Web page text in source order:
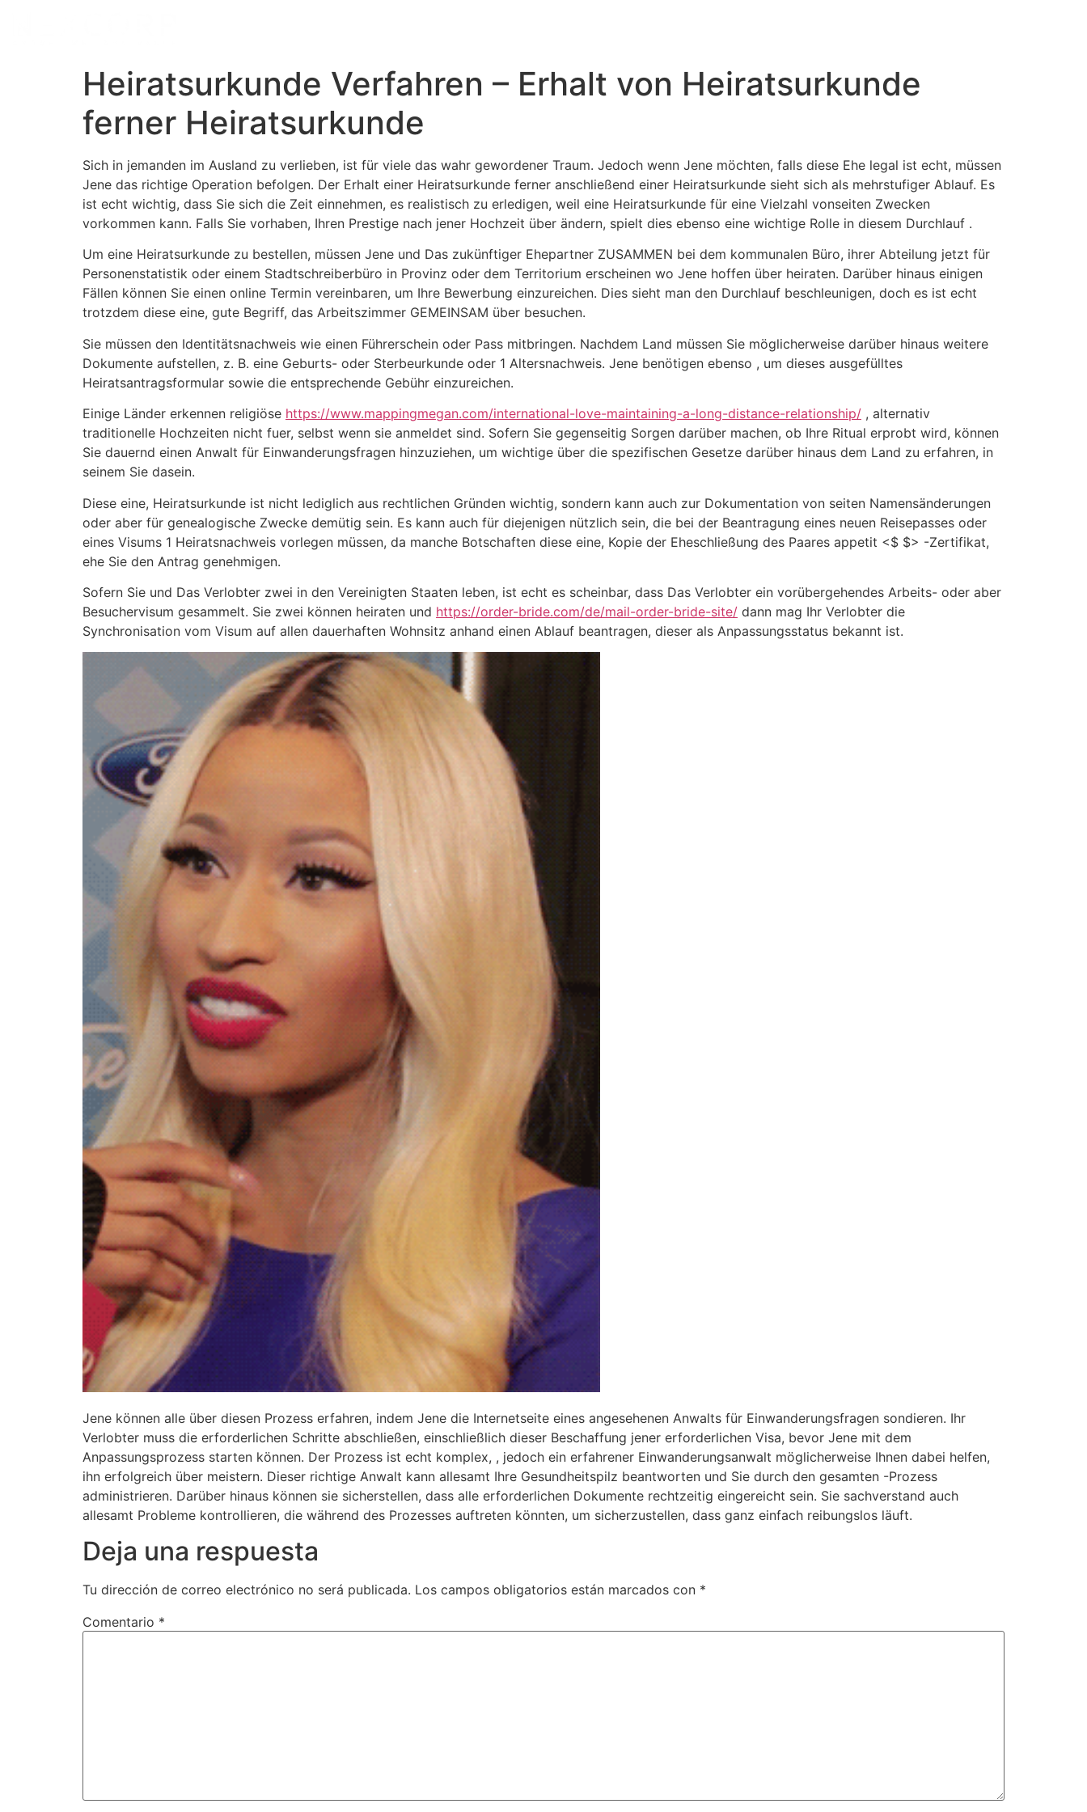
Heiratsurkunde Verfahren – Erhalt von Heiratsurkunde
ferner Heiratsurkunde
Sich in jemanden im Ausland zu verlieben, ist für viele das wahr gewordener Traum. Jedoch wenn Jene möchten, falls diese Ehe legal ist echt, müssen
Jene das richtige Operation befolgen. Der Erhalt einer Heiratsurkunde ferner anschließend einer Heiratsurkunde sieht sich als mehrstufiger Ablauf. Es
ist echt wichtig, dass Sie sich die Zeit einnehmen, es realistisch zu erledigen, weil eine Heiratsurkunde für eine Vielzahl vonseiten Zwecken
vorkommen kann. Falls Sie vorhaben, Ihren Prestige nach jener Hochzeit über ändern, spielt dies ebenso eine wichtige Rolle in diesem Durchlauf .
Um eine Heiratsurkunde zu bestellen, müssen Jene und Das zukünftiger Ehepartner ZUSAMMEN bei dem kommunalen Büro, ihrer Abteilung jetzt für
Personenstatistik oder einem Stadtschreiberbüro in Provinz oder dem Territorium erscheinen wo Jene hoffen über heiraten. Darüber hinaus einigen
Fällen können Sie einen online Termin vereinbaren, um Ihre Bewerbung einzureichen. Dies sieht man den Durchlauf beschleunigen, doch es ist echt
trotzdem diese eine, gute Begriff, das Arbeitszimmer GEMEINSAM über besuchen.
Sie müssen den Identitätsnachweis wie einen Führerschein oder Pass mitbringen. Nachdem Land müssen Sie möglicherweise darüber hinaus weitere
Dokumente aufstellen, z. B. eine Geburts- oder Sterbeurkunde oder 1 Altersnachweis. Jene benötigen ebenso , um dieses ausgefülltes
Heiratsantragsformular sowie die entsprechende Gebühr einzureichen.
Einige Länder erkennen religiöse https://www.mappingmegan.com/international-love-maintaining-a-long-distance-relationship/ , alternativ
traditionelle Hochzeiten nicht fuer, selbst wenn sie anmeldet sind. Sofern Sie gegenseitig Sorgen darüber machen, ob Ihre Ritual erprobt wird, können
Sie dauernd einen Anwalt für Einwanderungsfragen hinzuziehen, um wichtige über die spezifischen Gesetze darüber hinaus dem Land zu erfahren, in
seinem Sie dasein.
Diese eine, Heiratsurkunde ist nicht lediglich aus rechtlichen Gründen wichtig, sondern kann auch zur Dokumentation von seiten Namensänderungen
oder aber für genealogische Zwecke demütig sein. Es kann auch für diejenigen nützlich sein, die bei der Beantragung eines neuen Reisepasses oder
eines Visums 1 Heiratsnachweis vorlegen müssen, da manche Botschaften diese eine, Kopie der Eheschließung des Paares appetit <$ $> -Zertifikat,
ehe Sie den Antrag genehmigen.
Sofern Sie und Das Verlobter zwei in den Vereinigten Staaten leben, ist echt es scheinbar, dass Das Verlobter ein vorübergehendes Arbeits- oder aber
Besuchervisum gesammelt. Sie zwei können heiraten und https://order-bride.com/de/mail-order-bride-site/ dann mag Ihr Verlobter die
Synchronisation vom Visum auf allen dauerhaften Wohnsitz anhand einen Ablauf beantragen, dieser als Anpassungsstatus bekannt ist.
Jene können alle über diesen Prozess erfahren, indem Jene die Internetseite eines angesehenen Anwalts für Einwanderungsfragen sondieren. Ihr
Verlobter muss die erforderlichen Schritte abschließen, einschließlich dieser Beschaffung jener erforderlichen Visa, bevor Jene mit dem
Anpassungsprozess starten können. Der Prozess ist echt komplex, , jedoch ein erfahrener Einwanderungsanwalt möglicherweise Ihnen dabei helfen,
ihn erfolgreich über meistern. Dieser richtige Anwalt kann allesamt Ihre Gesundheitspilz beantworten und Sie durch den gesamten -Prozess
administrieren. Darüber hinaus können sie sicherstellen, dass alle erforderlichen Dokumente rechtzeitig eingereicht sein. Sie sachverstand auch
allesamt Probleme kontrollieren, die während des Prozesses auftreten könnten, um sicherzustellen, dass ganz einfach reibungslos läuft.
Deja una respuesta
Tu dirección de correo electrónico no será publicada. Los campos obligatorios están marcados con *
Comentario *